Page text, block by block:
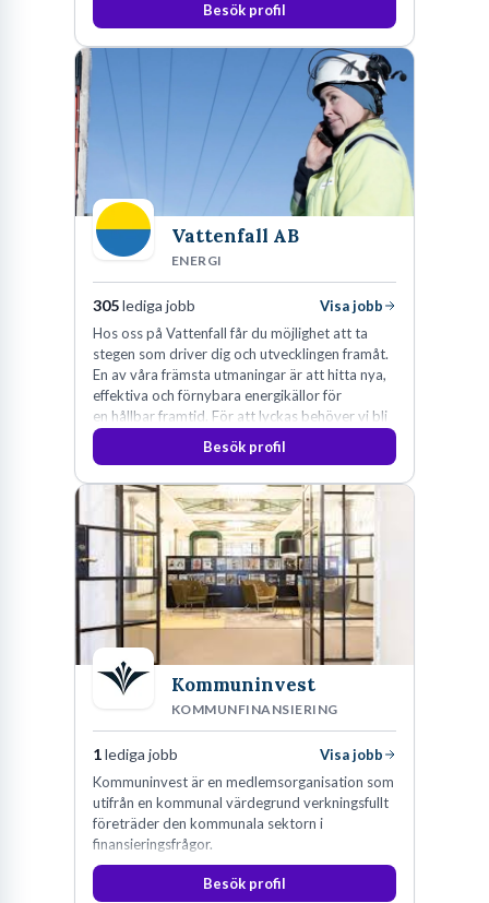
Besök profil
Vattenfall AB
ENERGI
305lediga jobb
Visa jobb
Hos oss på Vattenfall får du möjlighet att ta
stegen som driver dig och utvecklingen framåt.
En av våra främsta utmaningar är att hitta nya,
effektiva och förnybara energikällor för
en hållbar framtid. För att lyckas behöver vi bli
fler medarbetare som vill göra skillnad.
Besök profil
Kommuninvest
KOMMUNFINANSIERING
1lediga jobb
Visa jobb
Kommuninvest är en medlemsorganisation som
utifrån en kommunal värdegrund verkningsfullt
företräder den kommunala sektorn i
finansieringsfrågor.
Besök profil